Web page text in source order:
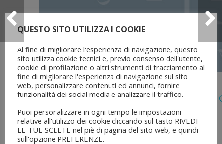
5 Agosto 2026
Legge 28 Luglio 2026 N. 137 “delega
Dell’ordinamento Forense”
QUESTO SITO UTILIZZA I COOKIE
Al fine di migliorare l'esperienza di navigazione, questo
sito utilizza cookie tecnici e, previo consenso dell'utente,
cookie di profilazione o altri strumenti di tracciamento al
fine di migliorare l'esperienza di navigazione sul sito
web, personalizzare contenuti ed annunci, fornire
funzionalità dei social media e analizzare il traffico.
Puoi personalizzare in ogni tempo le impostazioni
relative all'utilizzo dei cookie cliccando sul tasto RIVEDI
LE TUE SCELTE nel piè di pagina del sito web, e quindi
sull'opzione PREFERENZE.